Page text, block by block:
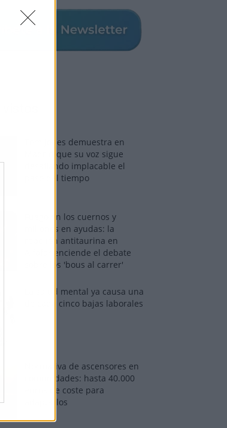
Tom Jones demuestra en
Madrid que su voz sigue
desafiando implacable el
paso del tiempo
Fuego en los cuernos y
millones en ayudas: la
rebelión antitaurina en
Alfafar enciende el debate
sobre los 'bous al carrer'
La salud mental ya causa una
de cada cinco bajas laborales
Normativa de ascensores en
comunidades: hasta 40.000
euros de coste para
adaptarlos